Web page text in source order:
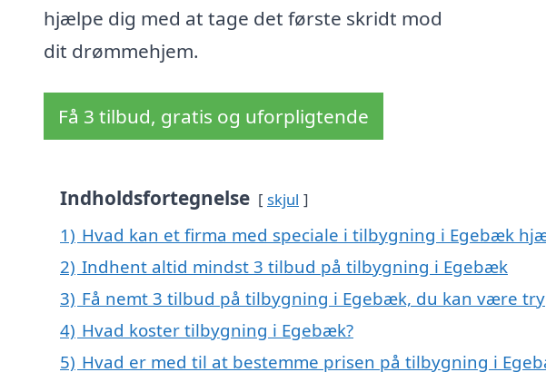
hjælpe dig med at tage det første skridt mod
dit drømmehjem.
Få 3 tilbud, gratis og uforpligtende
Indholdsfortegnelse skjul
1) Hvad kan et firma med speciale i tilbygning i Egebæk
2) Indhent altid mindst 3 tilbud på tilbygning i Egebæk
3) Få nemt 3 tilbud på tilbygning i Egebæk, du kan være
4) Hvad koster tilbygning i Egebæk?
5) Hvad er med til at bestemme prisen på tilbygning i